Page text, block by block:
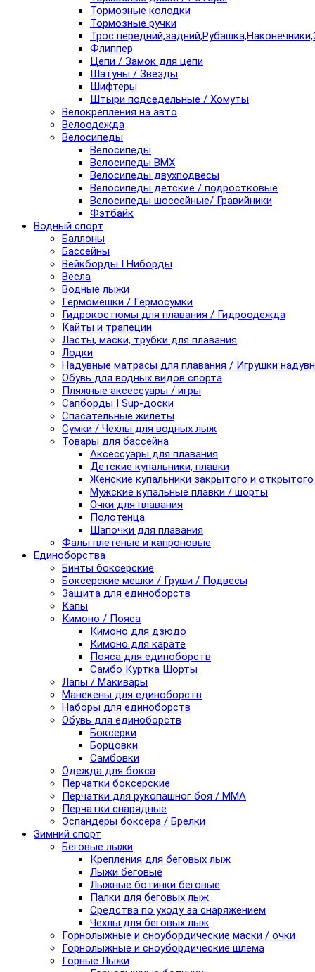
Тормозные колодки
Тормозные ручки
Трос
Флиппер
Цепи / Замок для цепи
Шатуны / Звезды
Шифтеры
Штыри подседельные / Хомуты
Велокрепления на авто
Велоодежда
Велосипеды
Велосипеды
Велосипеды BMX
Велосипеды двухподвесы
Велосипеды детские / подростковые
Велосипеды шоссейные/ Гравийники
Фэтбайк
Водный спорт
Баллоны
Бассейны
Вейкборды I Ниборды
Вёсла
Водные лыжи
Гермомешки / Гермосумки
Гидрокостюмы для плавания / Гидроодежда
Кайты и трапеции
Ласты, маски, трубки для плавания
Лодки
Надувные матрасы для плавания / Игрушки
Обувь для водных видов спорта
Пляжные аксессуары / игры
Сапборды I Sup-доски
Спасательные жилеты
Сумки / Чехлы для водных лыж
Товары для бассейна
Аксессуары для плавания
Детские купальники, плавки
Женские купальники закрытого и
Мужские купальные плавки / шорты
Очки для плавания
Полотенца
Шапочки для плавания
Фалы плетеные и капроновые
Единоборства
Бинты боксерские
Боксерские мешки / Груши / Подвесы
Защита для единоборств
Капы
Кимоно / Пояса
Кимоно для дзюдо
Кимоно для карате
Пояса для единоборств
Самбо Куртка Шорты
Лапы / Макивары
Манекены для единоборств
Наборы для единоборств
Обувь для единоборств
Боксерки
Борцовки
Самбовки
Одежда для бокса
Перчатки боксерские
Перчатки для рукопашног боя / ММА
Перчатки снарядные
Эспандеры боксера / Брелки
Зимний спорт
Беговые лыжи
Крепления для беговых лыж
Лыжи беговые
Лыжные ботинки беговые
Палки для беговых лыж
Средства по уходу за снаряжением
Чехлы для беговых лыж
Горнолыжные и сноубордические маски / очки
Горнолыжные и сноубордические шлема
Горные Лыжи